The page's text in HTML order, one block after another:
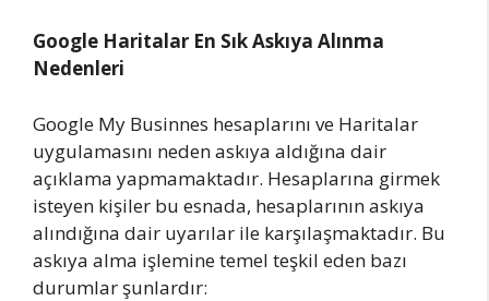
Google Haritalar En Sık Askıya Alınma
Nedenleri
Google My Businnes hesaplarını ve Haritalar
uygulamasını neden askıya aldığına dair
açıklama yapmamaktadır. Hesaplarına girmek
isteyen kişiler bu esnada, hesaplarının askıya
alındığına dair uyarılar ile karşılaşmaktadır. Bu
askıya alma işlemine temel teşkil eden bazı
durumlar şunlardır: